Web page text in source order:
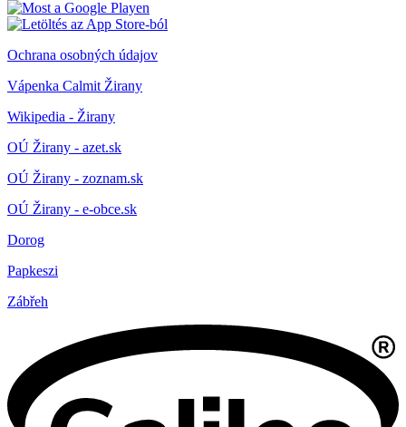
Ochrana osobných údajov
Vápenka Calmit Žirany
Wikipedia - Žirany
OÚ Žirany - azet.sk
OÚ Žirany - zoznam.sk
OÚ Žirany - e-obce.sk
Dorog
Papkeszi
Zábřeh